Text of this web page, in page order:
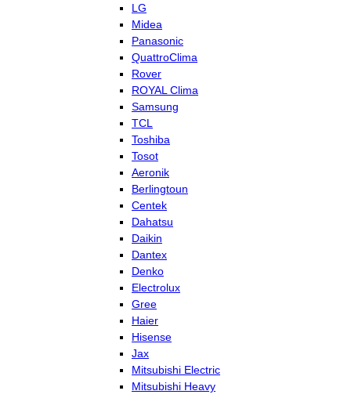
LG
Midea
Panasonic
QuattroClima
Rover
ROYAL Clima
Samsung
TCL
Toshiba
Tosot
Aeronik
Berlingtoun
Centek
Dahatsu
Daikin
Dantex
Denko
Electrolux
Gree
Haier
Hisense
Jax
Mitsubishi Electric
Mitsubishi Heavy